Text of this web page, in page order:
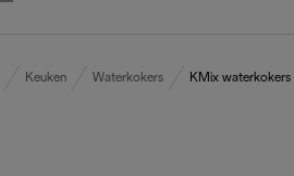
Keuken Waterkokers KMix waterkokers